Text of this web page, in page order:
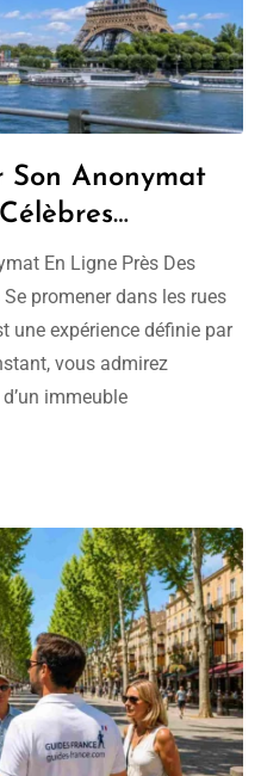
Son Anonymat
En Ligne Près Des
promener dans les rues
une expérience définie par
vous admirez
immeuble
cachée. La …